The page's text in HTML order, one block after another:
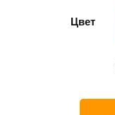
Цвет